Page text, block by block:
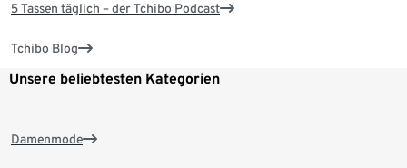
5 Tassen täglich – der Tchibo Podcast
Tchibo Blog
Unsere beliebtesten Kategorien
Damenmode